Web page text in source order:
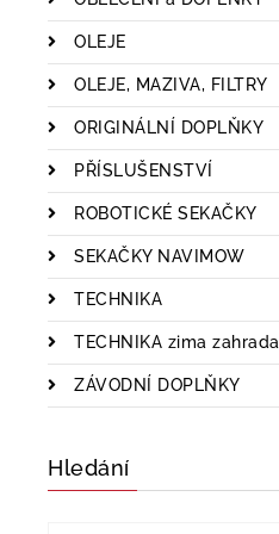
OLEJE
OLEJE, MAZIVA, FILTRY
ORIGINÁLNÍ DOPLŇKY
PŘÍSLUŠENSTVÍ
ROBOTICKÉ SEKAČKY
SEKAČKY NAVIMOW
TECHNIKA
TECHNIKA zima zahrada
ZÁVODNÍ DOPLŇKY
Hledání